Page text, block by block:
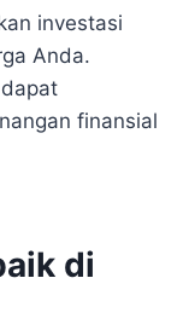
investasi
Anda.
finansial
di